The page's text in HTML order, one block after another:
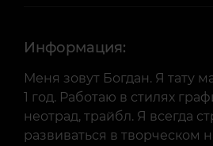
Информация:
Меня зовут Богдан. Я тату
1 год. Работаю в стилях
неотрад, трайбл. Я всегда
развиваться в творческом